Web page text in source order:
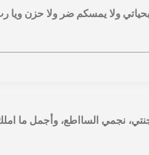
ولا يمسكم ضر ولا حزن ويا
نجمي السااطع، وأجمل ما